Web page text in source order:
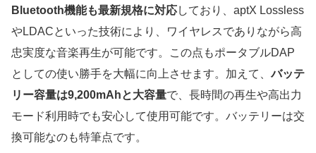
Bluetooth機能も最新規格に対応しており、aptX Lossless
やLDACといった技術により、ワイヤレスでありながら高
忠実度な音楽再生が可能です。この点もポータブルDAP
としての使い勝手を大幅に向上させます。加えて、バッテ
リー容量は9,200mAhと大容量で、長時間の再生や高出力
モード利用時でも安心して使用可能です。バッテリーは交
換可能なのも特筆点です。